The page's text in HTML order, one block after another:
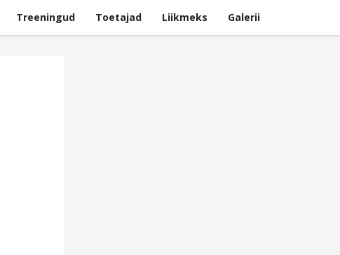
Treeningud Toetajad Liikmeks Galerii